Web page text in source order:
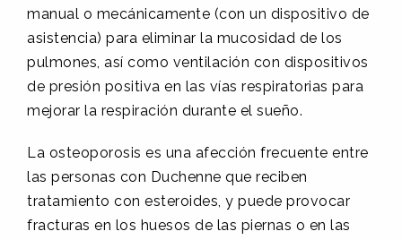
manual o mecánicamente (con un dispositivo de
asistencia) para eliminar la mucosidad de los
pulmones, así como ventilación con dispositivos
de presión positiva en las vías respiratorias para
mejorar la respiración durante el sueño.
La osteoporosis es una afección frecuente entre
las personas con Duchenne que reciben
tratamiento con esteroides, y puede provocar
fracturas en los huesos de las piernas o en las